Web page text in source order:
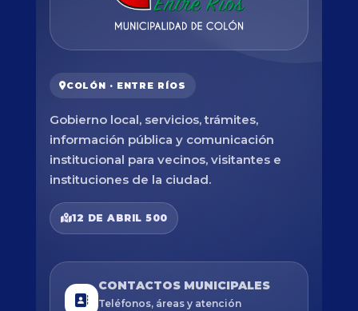
COLÓN · ENTRE RÍOS
Gobierno local, servicios, trámites,
información pública y comunicación
institucional para vecinos, visitantes e
instituciones de la ciudad.
12 DE ABRIL 500
CONTACTOS MUNICIPALES
Teléfonos, áreas y atención